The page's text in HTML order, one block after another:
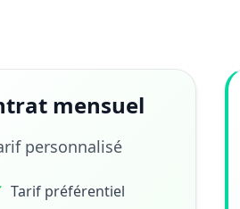
mensuel
personnalisé
Tarif préférentiel